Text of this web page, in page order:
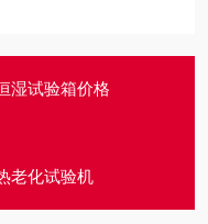
湿试验箱价格
老化试验机